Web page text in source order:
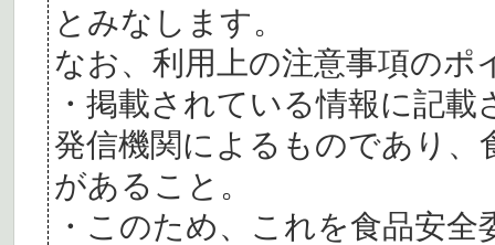
とみなします。
なお、利用上の注意事項の
・掲載されている情報に記
発信機関によるものであり、
があること。
・このため、これを食品安